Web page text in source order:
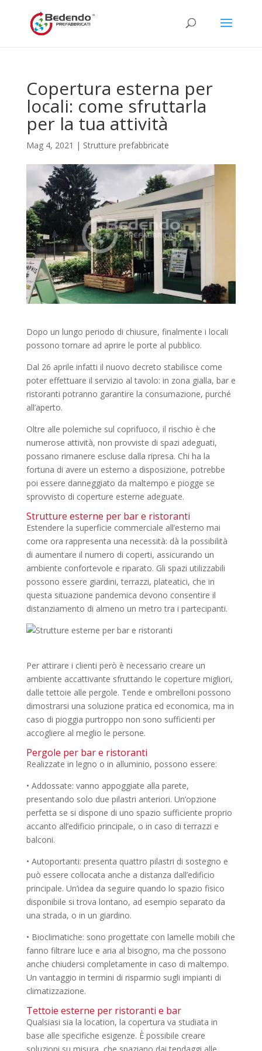
Copertura esterna per
locali: come sfruttarla
per la tua attività
Mag 4, 2021 | Strutture prefabbricate
Dopo un lungo periodo di chiusure, finalmente i locali
possono tornare ad aprire le porte al pubblico.
Dal 26 aprile infatti il nuovo decreto stabilisce come
poter effettuare il servizio al tavolo: in zona gialla, bar e
ristoranti potranno garantire la consumazione, purché
all’aperto.
Oltre alle polemiche sul coprifuoco, il rischio è che
numerose attività, non provviste di spazi adeguati,
possano rimanere escluse dalla ripresa. Chi ha la
fortuna di avere un esterno a disposizione, potrebbe
poi essere danneggiato da maltempo e piogge se
sprovvisto di coperture esterne adeguate.
Strutture esterne per bar e ristoranti
Estendere la superficie commerciale all’esterno mai
come ora rappresenta una necessità: dà la possibilità
di aumentare il numero di coperti, assicurando un
ambiente confortevole e riparato. Gli spazi utilizzabili
possono essere giardini, terrazzi, plateatici, che in
questa situazione pandemica devono consentire il
distanziamento di almeno un metro tra i partecipanti.
Per attirare i clienti però è necessario creare un
ambiente accattivante sfruttando le coperture migliori,
dalle tettoie alle pergole. Tende e ombrelloni possono
dimostrarsi una soluzione pratica ed economica, ma in
caso di pioggia purtroppo non sono sufficienti per
accogliere al meglio le persone.
Pergole per bar e ristoranti
Realizzate in legno o in alluminio, possono essere:
• Addossate: vanno appoggiate alla parete,
presentando solo due pilastri anteriori. Un’opzione
perfetta se si dispone di uno spazio sufficiente proprio
accanto all’edificio principale, o in caso di terrazzi e
balconi.
• Autoportanti: presenta quattro pilastri di sostegno e
può essere collocata anche a distanza dall’edificio
principale. Un’idea da seguire quando lo spazio fisico
disponibile si trova lontano, ad esempio separato da
una strada, o in un giardino.
• Bioclimatiche: sono progettate con lamelle mobili che
fanno filtrare luce e aria al bisogno, ma che possono
anche chiudersi completamente in caso di maltempo.
Un vantaggio in termini di risparmio sugli impianti di
climatizzazione.
Tettoie esterne per ristoranti e bar
Qualsiasi sia la location, la copertura va studiata in
base alle specifiche esigenze. È possibile creare